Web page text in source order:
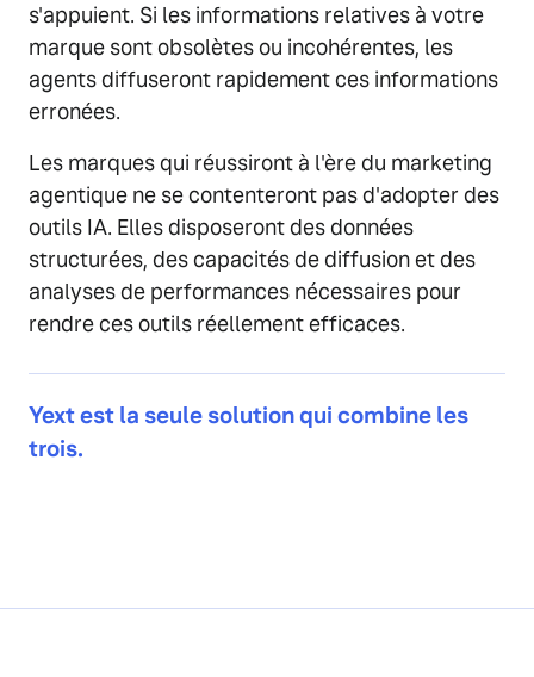
s'appuient. Si les informations relatives à votre
marque sont obsolètes ou incohérentes, les
agents diffuseront rapidement ces informations
erronées.
Les marques qui réussiront à l'ère du marketing
agentique ne se contenteront pas d'adopter des
outils IA. Elles disposeront des données
structurées, des capacités de diffusion et des
analyses de performances nécessaires pour
rendre ces outils réellement efficaces.
Yext est la seule solution qui combine les
trois.